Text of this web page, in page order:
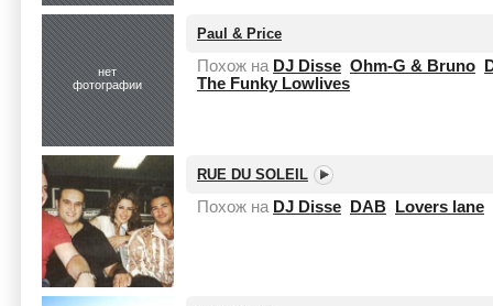
нет
фотографии
Paul & Price
Похож на DJ Disse Ohm-G & Bruno
The Funky Lowlives
RUE DU SOLEIL
Похож на DJ Disse DAB Lovers lane